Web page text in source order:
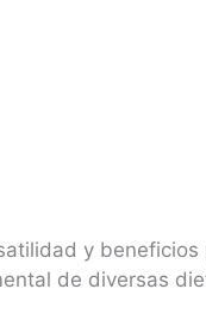
y beneficios
de diversas